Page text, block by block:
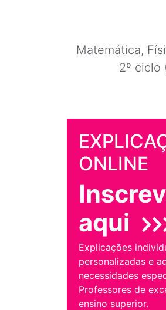
Matemática,
2º ciclo
ONLINE
aqui
Explicações
personalizadas e
necessidades
Professores de
ensino superior.